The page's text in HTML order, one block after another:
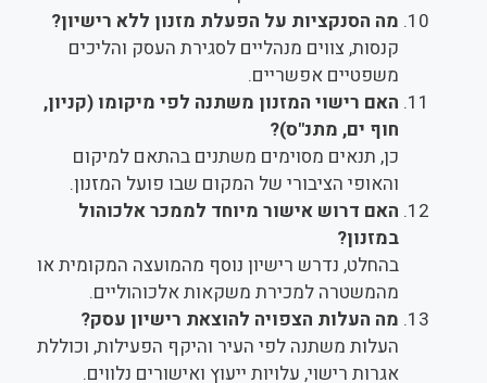
מה הסנקציות על הפעלת מזנון ללא רישיון?
קנסות, צווים מנהליים לסגירת העסק והליכים
משפטיים אפשריים.
האם רישוי המזנון משתנה לפי מיקומו (קניון,
חוף ים, מתנ"ס)?
כן, תנאים מסוימים משתנים בהתאם למיקום
והאופי הציבורי של המקום שבו פועל המזנון.
האם דרוש אישור מיוחד לממכר אלכוהול
במזנון?
בהחלט, נדרש רישיון נוסף מהמועצה המקומית או
מהמשטרה למכירת משקאות אלכוהוליים.
מה העלות הצפויה להוצאת רישיון עסק?
העלות משתנה לפי העיר והיקף הפעילות, וכוללת
אגרות רישוי, עלויות ייעוץ ואישורים נלווים.